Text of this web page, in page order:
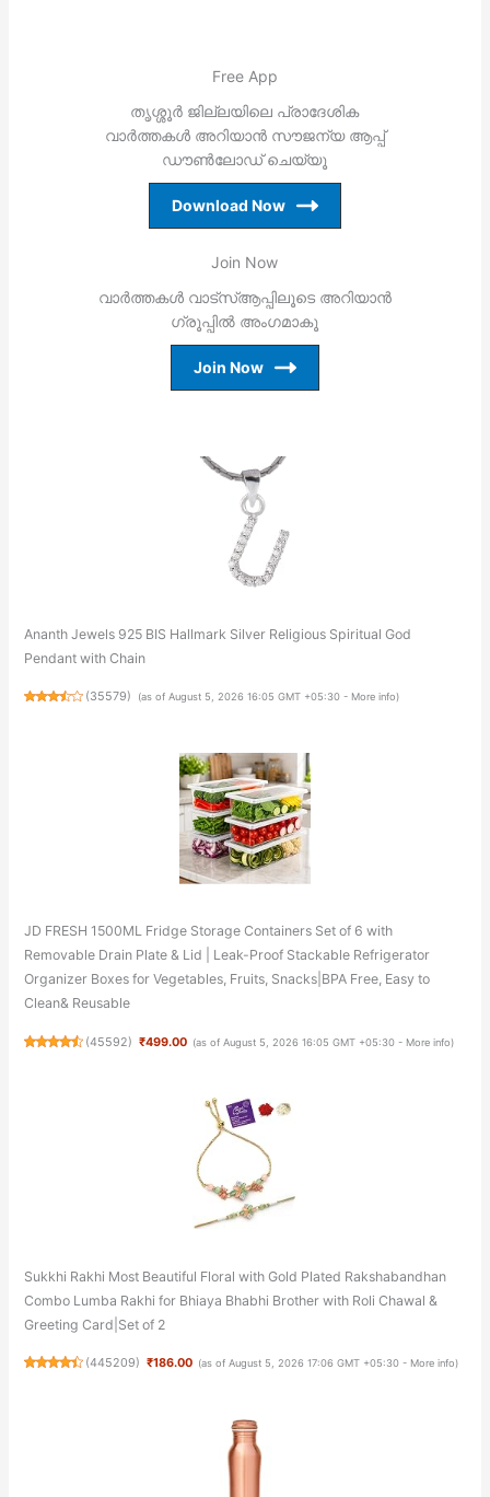
Free App
തൃശ്ശൂര്‍ ജില്ലയിലെ പ്രാദേശിക
വാര്‍ത്തകള്‍ അറിയാന്‍ സൗജന്യ ആപ്പ്
ഡൗണ്‍ലോഡ് ചെയ്യൂ
Download Now
Join Now
വാര്‍ത്തകള്‍ വാട്‌സ്ആപ്പിലൂടെ അറിയാന്‍
ഗ്രൂപ്പില്‍ അംഗമാകൂ
Join Now
Ananth Jewels 925 BIS Hallmark Silver Religious Spiritual God
Pendant with Chain
(35579) (as of August 5, 2026 16:05 GMT +05:30 - More info)
JD FRESH 1500ML Fridge Storage Containers Set of 6 with
Removable Drain Plate & Lid | Leak-Proof Stackable Refrigerator
Organizer Boxes for Vegetables, Fruits, Snacks|BPA Free, Easy to
Clean& Reusable
(45592) ₹499.00 (as of August 5, 2026 16:05 GMT +05:30 - More info)
Sukkhi Rakhi Most Beautiful Floral with Gold Plated Rakshabandhan
Combo Lumba Rakhi for Bhiaya Bhabhi Brother with Roli Chawal &
Greeting Card|Set of 2
(445209) ₹186.00 (as of August 5, 2026 17:06 GMT +05:30 - More info)